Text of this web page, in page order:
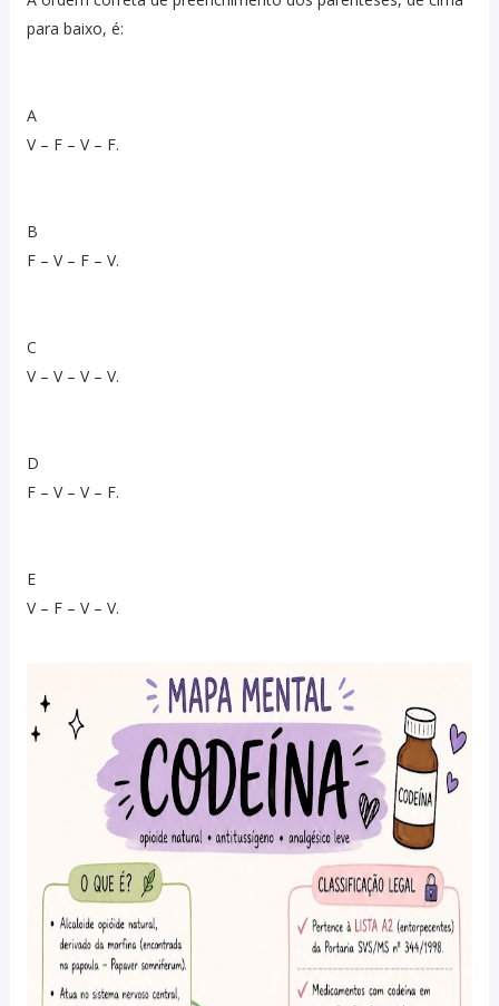
para baixo, é:
A
V – F – V – F.
B
F – V – F – V.
C
V – V – V – V.
D
F – V – V – F.
E
V – F – V – V.